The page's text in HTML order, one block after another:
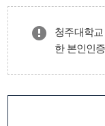
청주대학
한 본인인